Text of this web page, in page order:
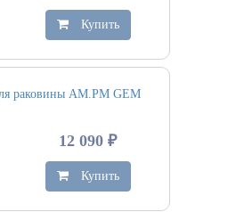
Купить
раковины AM.PM GEM
12 090 ₽
Купить